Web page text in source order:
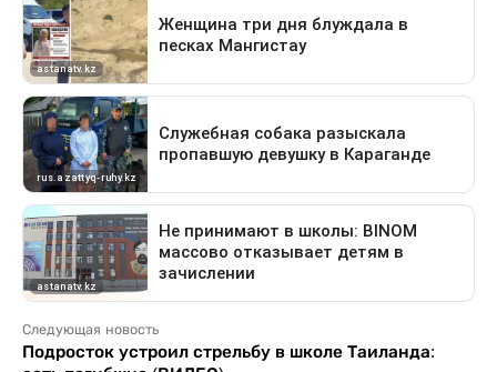
Следующая новость
Подросток устроил стрельбу в школе Таиланда: